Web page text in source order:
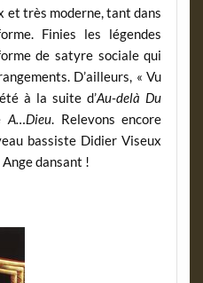
et très moderne, tant dans
Finies les légendes
de satyre sociale qui
D’ailleurs, « Vu
à la suite d’Au-delà Du
A…Dieu. Relevons encore
bassiste Didier Viseux
dansant !